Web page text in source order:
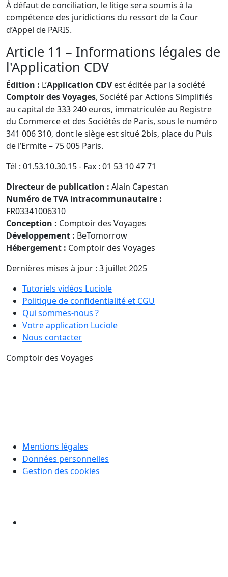
À défaut de conciliation, le litige sera soumis à la
compétence des juridictions du ressort de la Cour
d’Appel de PARIS.
Article 11 – Informations légales de
l'Application CDV
Édition : L’Application CDVest éditée par la société
Comptoir des Voyages, Société par Actions Simplifiés
au capital de 333 240 euros, immatriculée au Registre
du Commerce et des Sociétés de Paris, sous le numéro
341 006 310, dont le siège est situé 2bis, place du Puis
de l’Ermite – 75 005 Paris.
Tél : 01.53.10.30.15 - Fax : 01 53 10 47 71
Directeur de publication : Alain Capestan
Numéro de TVA intracommunautaire :
FR03341006310
Conception : Comptoir des Voyages
Développement : BeTomorrow
Hébergement : Comptoir des Voyages
Dernières mises à jour : 3 juillet 2025
Tutoriels vidéos Luciole
Politique de confidentialité et CGU
Qui sommes-nous ?
Votre application Luciole
Nous contacter
Comptoir des Voyages
Mentions légales
Données personnelles
Gestion des cookies